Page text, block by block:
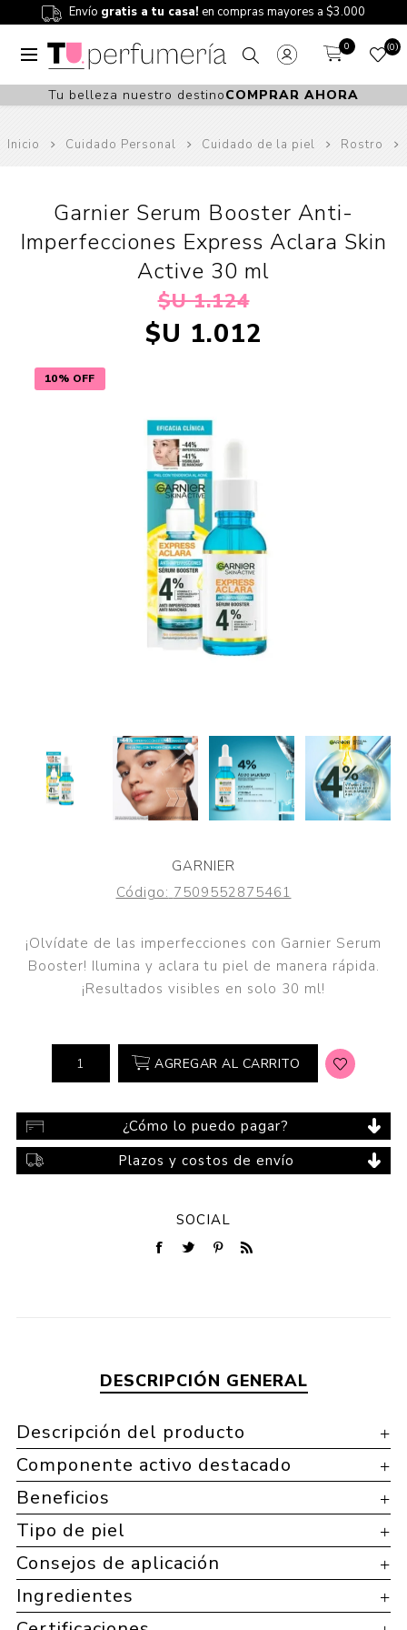
Envío gratis a tu casa! en compras mayores a $3.000
0 0
Tu belleza nuestro destinoCOMPRAR AHORA
Inicio Cuidado Personal Cuidado de la piel Rostro
10% OFF
Garnier Serum Booster Anti-
Imperfecciones Express Aclara Skin
Active 30 ml
$U 1.124
$U 1.012
GARNIER
Código: 7509552875461
¡Olvídate de las imperfecciones con Garnier Serum
Booster! Ilumina y aclara tu piel de manera rápida.
¡Resultados visibles en solo 30 ml!
AGREGAR AL CARRITO
¿Cómo lo puedo pagar?
Plazos y costos de envío
SOCIAL
DESCRIPCIÓN GENERAL
Descripción del producto
Componente activo destacado
Beneficios
Tipo de piel
Consejos de aplicación
Ingredientes